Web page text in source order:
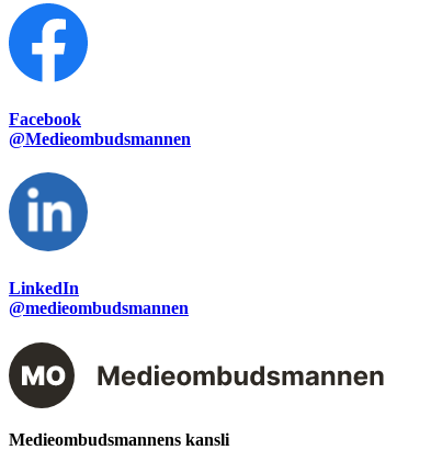
Facebook
@Medieombudsmannen
LinkedIn
@medieombudsmannen
Medieombudsmannens kansli